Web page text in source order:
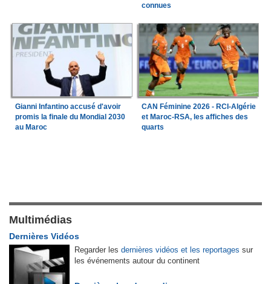
connues
Gianni Infantino accusé d'avoir
promis la finale du Mondial 2030
au Maroc
CAN Féminine 2026 - RCI-Algérie
et Maroc-RSA, les affiches des
quarts
Multimédias
Dernières Vidéos
Regarder les dernières vidéos et les reportages sur
les événements autour du continent